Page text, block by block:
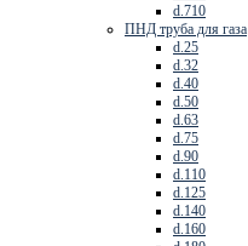
d.710
ПНД труба для газа
d.25
d.32
d.40
d.50
d.63
d.75
d.90
d.110
d.125
d.140
d.160